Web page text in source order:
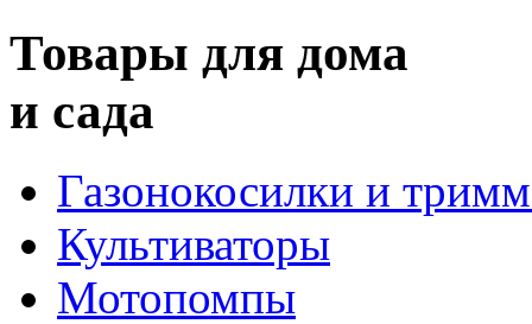
Товары для дома
и сада
Газонокосилки и
Культиваторы
Мотопомпы